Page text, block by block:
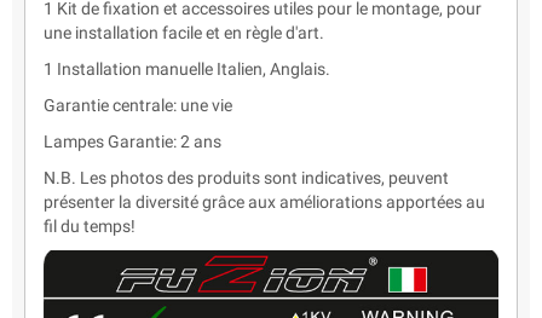
1 Kit de fixation et accessoires utiles pour le montage, pour
une installation facile et en règle d'art.
1 Installation manuelle Italien, Anglais.
Garantie centrale: une vie
Lampes Garantie: 2 ans
N.B. Les photos des produits sont indicatives, peuvent
présenter la diversité grâce aux améliorations apportées au
fil du temps!